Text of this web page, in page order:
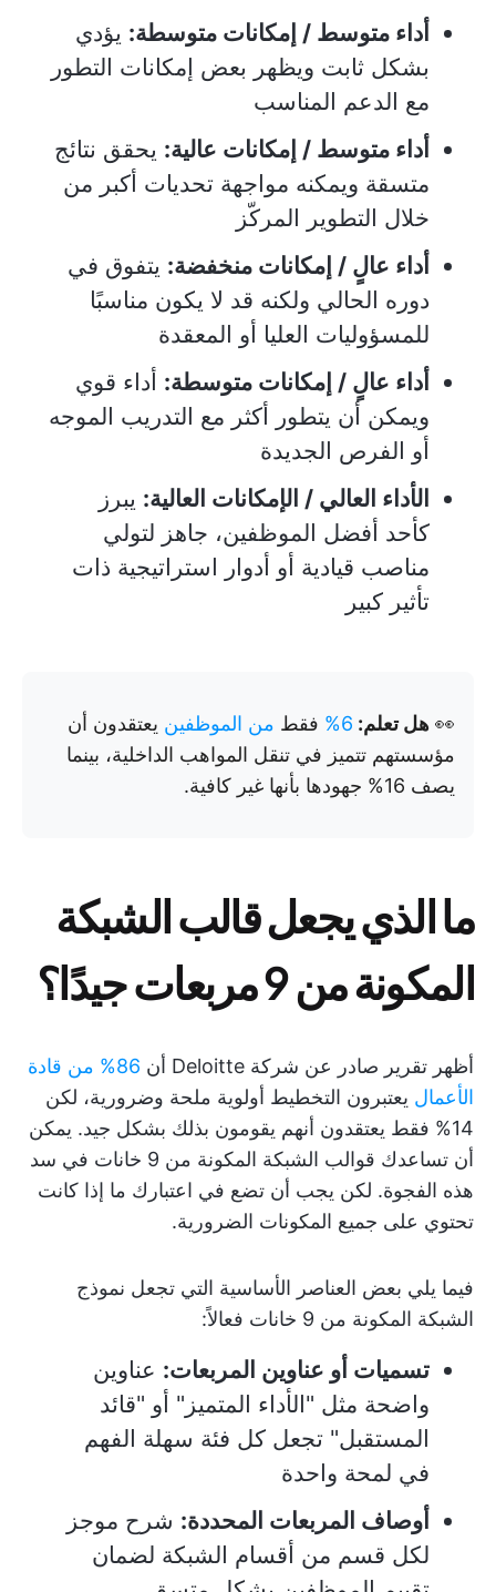
أداء متوسط / إمكانات متوسطة: يؤدي
بشكل ثابت ويظهر بعض إمكانات التطور
مع الدعم المناسب
أداء متوسط / إمكانات عالية: يحقق نتائج
متسقة ويمكنه مواجهة تحديات أكبر من
خلال التطوير المركّز
أداء عالٍ / إمكانات منخفضة: يتفوق في
دوره الحالي ولكنه قد لا يكون مناسبًا
للمسؤوليات العليا أو المعقدة
أداء عالٍ / إمكانات متوسطة: أداء قوي
ويمكن أن يتطور أكثر مع التدريب الموجه
أو الفرص الجديدة
الأداء العالي / الإمكانات العالية: يبرز
كأحد أفضل الموظفين، جاهز لتولي
مناصب قيادية أو أدوار استراتيجية ذات
تأثير كبير
👀 هل تعلم: 6% فقط من الموظفين يعتقدون أن
مؤسستهم تتميز في تنقل المواهب الداخلية، بينما
يصف 16% جهودها بأنها غير كافية.
ما الذي يجعل قالب الشبكة
المكونة من 9 مربعات جيدًا؟
أظهر تقرير صادر عن شركة Deloitte أن
86% من قادة
الأعمال يعتبرون التخطيط أولوية ملحة وضرورية، لكن
14% فقط يعتقدون أنهم يقومون بذلك بشكل جيد. يمكن
أن تساعدك قوالب الشبكة المكونة من 9 خانات في سد
هذه الفجوة. لكن يجب أن تضع في اعتبارك ما إذا كانت
تحتوي على جميع المكونات الضرورية.
فيما يلي بعض العناصر الأساسية التي تجعل نموذج
الشبكة المكونة من 9 خانات فعالاً:
تسميات أو عناوين المربعات: عناوين
واضحة مثل "الأداء المتميز" أو "قائد
المستقبل" تجعل كل فئة سهلة الفهم
في لمحة واحدة
أوصاف المربعات المحددة: شرح موجز
لكل قسم من أقسام الشبكة لضمان